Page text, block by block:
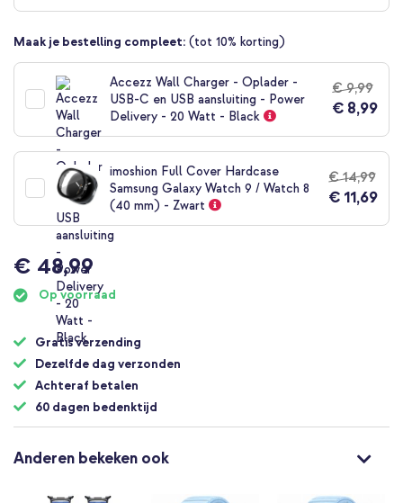
Maak je bestelling compleet: (tot 10% korting)
Accezz Wall Charger - Oplader -
USB-C en USB aansluiting - Power
Delivery - 20 Watt - Black
€ 9,99
€ 8,99
imoshion Full Cover Hardcase
Samsung Galaxy Watch 9 / Watch 8
(40 mm) - Zwart
€ 14,99
€ 11,69
€ 48,99
Op voorraad
Gratis verzending
Dezelfde dag verzonden
Achteraf betalen
60 dagen bedenktijd
Anderen bekeken ook